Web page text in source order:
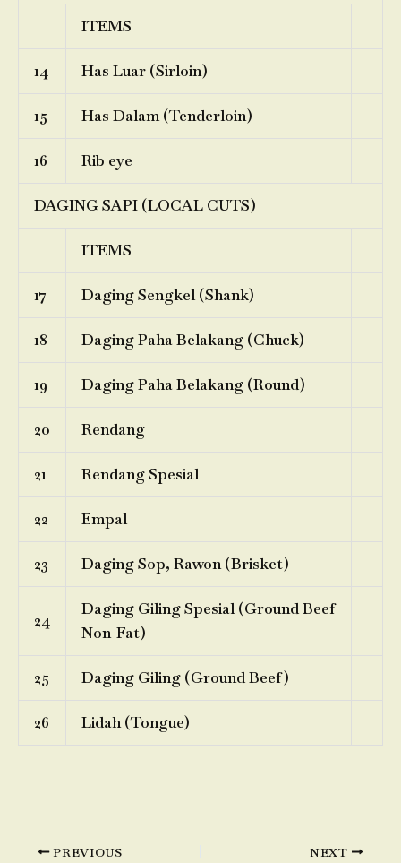
ITEMS
14 Has Luar (Sirloin)
15 Has Dalam (Tenderloin)
16 Rib eye
DAGING SAPI (LOCAL CUTS)
ITEMS
17 Daging Sengkel (Shank)
18 Daging Paha Belakang (Chuck)
19 Daging Paha Belakang (Round)
20 Rendang
21 Rendang Spesial
22 Empal
23 Daging Sop, Rawon (Brisket)
24
Daging Giling Spesial (Ground Beef
Non-Fat)
25 Daging Giling (Ground Beef)
26 Lidah (Tongue)
PREVIOUS NEXT